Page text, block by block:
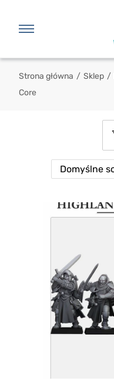
Strona główna / Sklep /
Core